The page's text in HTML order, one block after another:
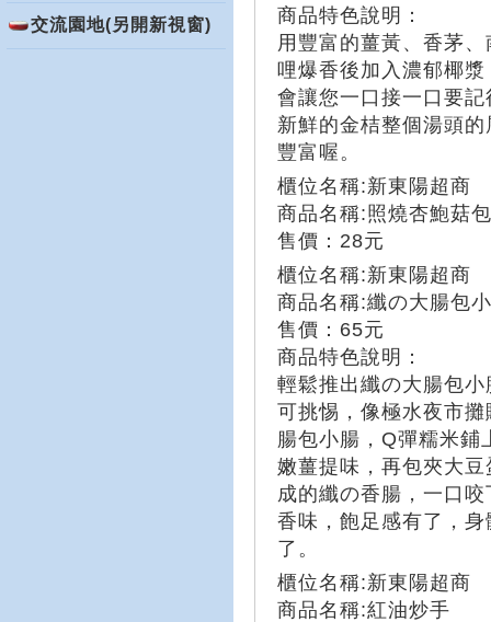
交流園地(另開新視窗)
商品特色說明：
用豐富的薑黃、香茅
哩爆香後加入濃郁椰
會讓您一口接一口要
新鮮的金桔整個湯頭
豐富喔。
櫃位名稱:新東陽超商
商品名稱:照燒杏鮑菇包
售價：28元
櫃位名稱:新東陽超商
商品名稱:纖の大腸包
售價：65元
商品特色說明：
輕鬆推出纖の大腸包
可挑惕，像極水夜市
腸包小腸，Q彈糯米鋪
嫩薑提味，再包夾大
成的纖の香腸，一口
香味，飽足感有了，
了。
櫃位名稱:新東陽超商
商品名稱:紅油炒手